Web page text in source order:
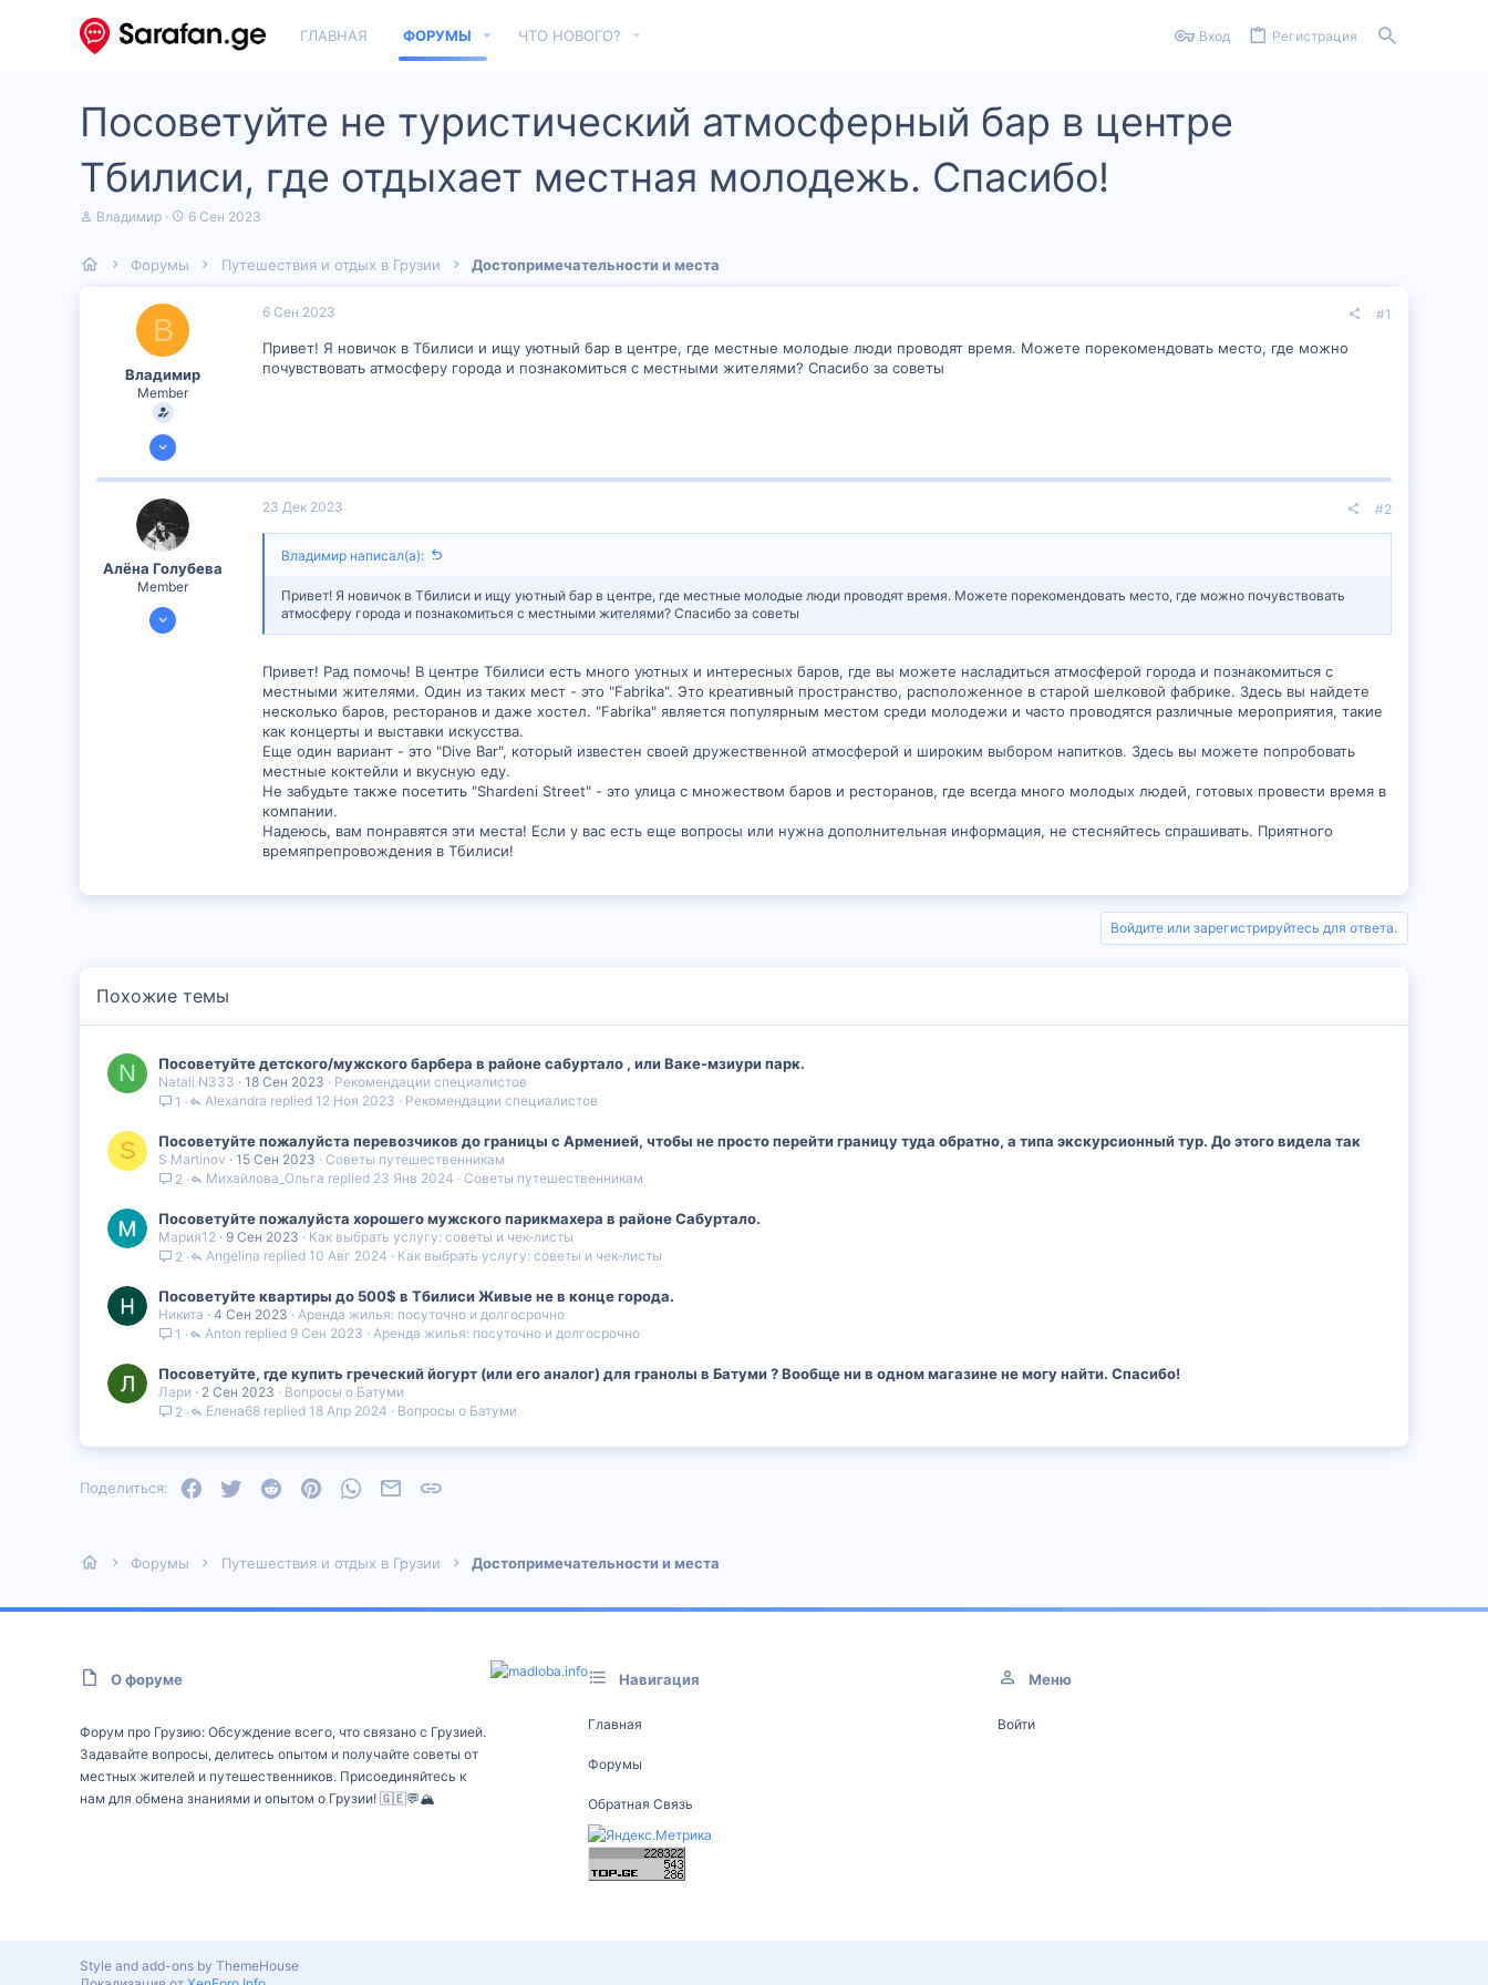
ГЛАВНАЯ ФОРУМЫ ЧТО НОВОГО? Вход Регистрация
Посоветуйте не туристический атмосферный бар в центре
Тбилиси, где отдыхает местная молодежь. Спасибо!
А
о
Владимир
Д
а
ч
а
а
6 Сен 2023
Форумы Путешествия и отдых в Грузии Достопримечательности и места
В
Владимир
Member
31 Авг 2023
6 Сен 2023 #1
Привет! Я новичок в Тбилиси и ищу уютный бар в центре, где местные молодые люди проводят время. Можете порекомендовать место, где можно
почувствовать атмосферу города и познакомиться с местными жителями? Спасибо за советы
Алëна Голубева
Member
20 Дек 2023
23 Дек 2023 #2
Владимир написал(а):
Привет! Я новичок в Тбилиси и ищу уютный бар в центре, где местные молодые люди проводят время. Можете порекомендовать место, где можно почувствовать
атмосферу города и познакомиться с местными жителями? Спасибо за советы
Привет! Рад помочь! В центре Тбилиси есть много уютных и интересных баров, где вы можете насладиться атмосферой города и познакомиться с
местными жителями. Один из таких мест - это "Fabrika". Это креативный пространство, расположенное в старой шелковой фабрике. Здесь вы найдете
несколько баров, ресторанов и даже хостел. "Fabrika" является популярным местом среди молодежи и часто проводятся различные мероприятия, такие
как концерты и выставки искусства.
Еще один вариант - это "Dive Bar", который известен своей дружественной атмосферой и широким выбором напитков. Здесь вы можете попробовать
местные коктейли и вкусную еду.
Не забудьте также посетить "Shardeni Street" - это улица с множеством баров и ресторанов, где всегда много молодых людей, готовых провести время в
компании.
Надеюсь, вам понравятся эти места! Если у вас есть еще вопросы или нужна дополнительная информация, не стесняйтесь спрашивать. Приятного
времяпрепровождения в Тбилиси!
Войдите или зарегистрируйтесь для ответа.
Похожие темы
N Посоветуйте детского/мужского барбера в районе сабуртало , или Ваке-мзиури парк.
Natali.N333 18 Сен 2023
Рекомендации специалистов
1
Рекомендации специалистов
12 Ноя 2023
Alexandra
S Посоветуйте пожалуйста перевозчиков до границы с Арменией, чтобы не просто перейти границу туда обратно, а типа экскурсионный тур. До этого видела так
S Martinov 15 Сен 2023
Советы путешественникам
2
Советы путешественникам
23 Янв 2024
Михайлова_Ольга
Посоветуйте пожалуйста хорошего мужского парикмахера в районе Сабуртало.
Мария12 9 Сен 2023
Как выбрать услугу: советы и чек‑листы
2
Как выбрать услугу: советы и чек‑листы
10 Авг 2024
Angelina
Посоветуйте квартиры до 500$ в Тбилиси Живые не в конце города.
Никита 4 Сен 2023
Аренда жилья: посуточно и долгосрочно
1
Аренда жилья: посуточно и долгосрочно
9 Сен 2023
Anton
Посоветуйте, где купить греческий йогурт (или его аналог) для гранолы в Батуми ? Вообще ни в одном магазине не могу найти. Спасибо!
Лари 2 Сен 2023
Вопросы о Батуми
2
Вопросы о Батуми
18 Апр 2024
Елена68
Поделиться: Facebook
Twitter Reddit PinterestWhatsAppЭлектронная почта
Форумы Путешествия и отдых в Грузии Достопримечательности и места
О форуме
Форум про Грузию: Обсуждение всего, что связано с Грузией.
Задавайте вопросы, делитесь опытом и получайте советы от
местных жителей и путешественников. Присоединяйтесь к
нам для обмена знаниями и опытом о Грузии! 🇬🇪💬🏔️
Навигация
Главная
Форумы
Обратная Связь
Меню
Войти
Style and add-ons by ThemeHouse